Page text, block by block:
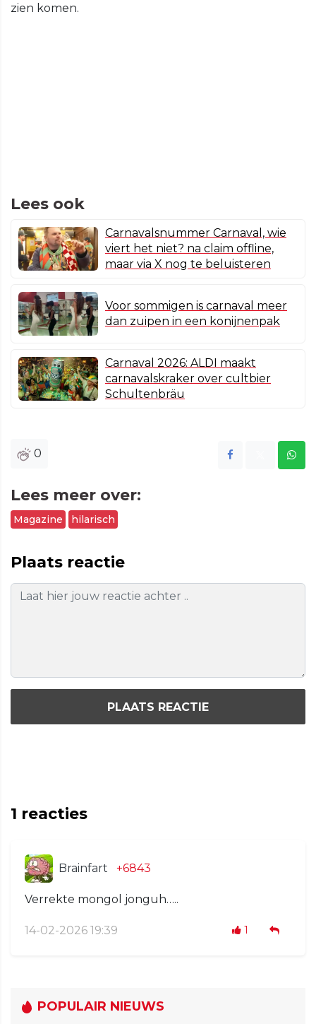
zien komen.
Lees ook
Carnavalsnummer Carnaval, wie
viert het niet? na claim offline,
maar via X nog te beluisteren
Voor sommigen is carnaval meer
dan zuipen in een konijnenpak
Carnaval 2026: ALDI maakt
carnavalskraker over cultbier
Schultenbräu
0
Lees meer over:
Magazine hilarisch
Plaats reactie
PLAATS REACTIE
1 reacties
Brainfart +6843
Verrekte mongol jonguh…..
14-02-2026 19:39 1
POPULAIR NIEUWS